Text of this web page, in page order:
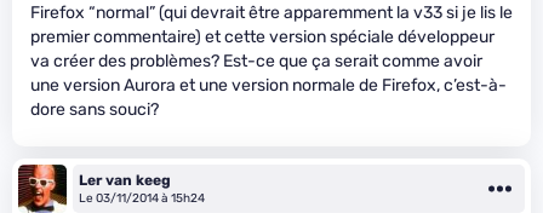
Firefox “normal” (qui devrait être apparemment la v33 si je lis le
premier commentaire) et cette version spéciale développeur
va créer des problèmes? Est-ce que ça serait comme avoir
une version Aurora et une version normale de Firefox, c’est-à-
dore sans souci?
Ler van keeg
Le 03/11/2014 à 15h24